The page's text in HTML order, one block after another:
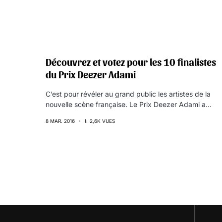
Découvrez et votez pour les 10 finalistes
du Prix Deezer Adami
C’est pour révéler au grand public les artistes de la
nouvelle scène française. Le Prix Deezer Adami a…
8 MAR. 2016 2,6K VUES